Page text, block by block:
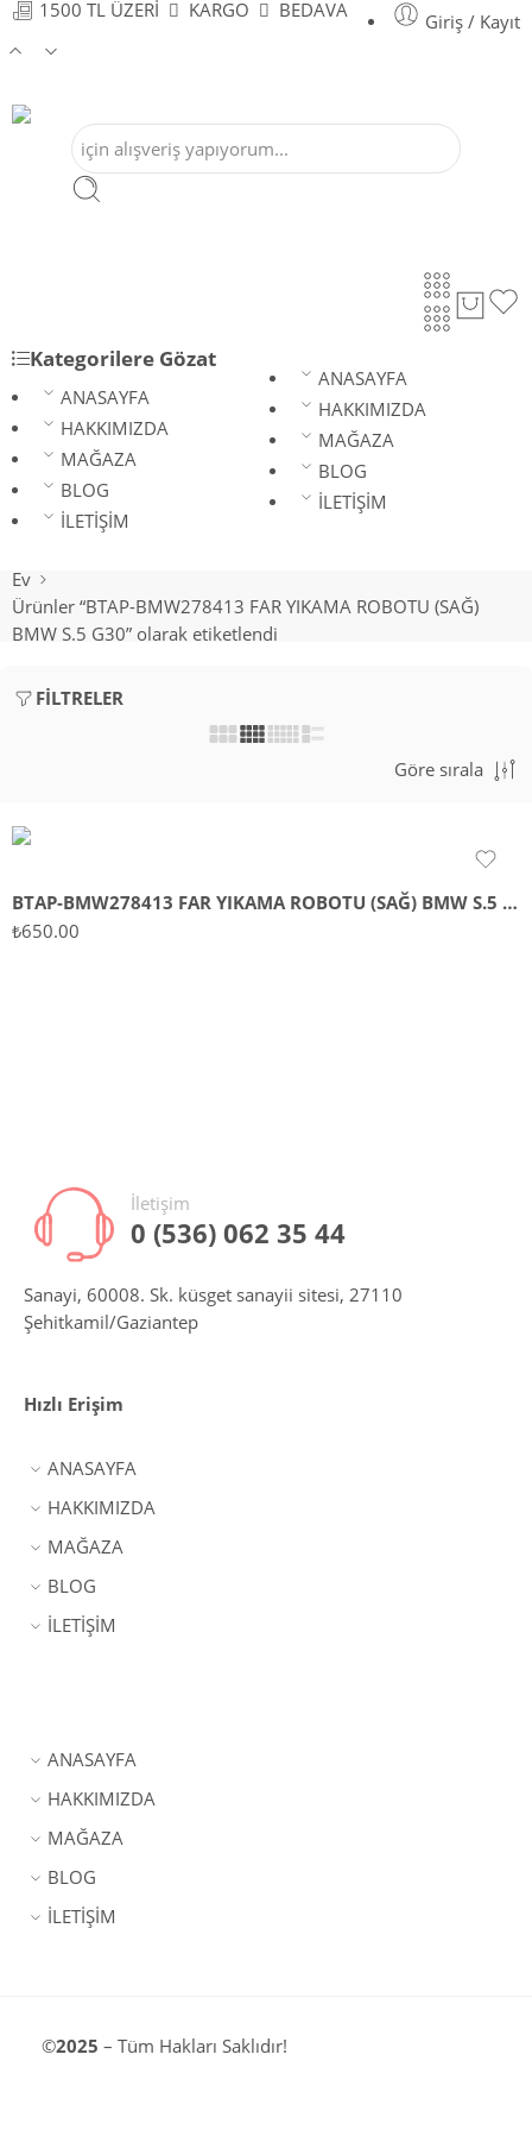
1500 TL ÜZERİ KARGO BEDAVA
Giriş / Kayıt
Kategorilere Gözat
ANASAYFA
HAKKIMIZDA
MAĞAZA
BLOG
İLETİŞİM
ANASAYFA
HAKKIMIZDA
MAĞAZA
BLOG
İLETİŞİM
Ev
Ürünler “BTAP-BMW278413 FAR YIKAMA ROBOTU (SAĞ)
BMW S.5 G30” olarak etiketlendi
FILTRELER
Göre sırala
BTAP-BMW278413 FAR YIKAMA ROBOTU (SAĞ) BMW S.5 G30
₺650.00
İletişim
0 (536) 062 35 44
Sanayi, 60008. Sk. küsget sanayii sitesi, 27110
Şehitkamil/Gaziantep
Hızlı Erişim
ANASAYFA
HAKKIMIZDA
MAĞAZA
BLOG
İLETİŞİM
ANASAYFA
HAKKIMIZDA
MAĞAZA
BLOG
İLETİŞİM
©2025 – Tüm Hakları Saklıdır!